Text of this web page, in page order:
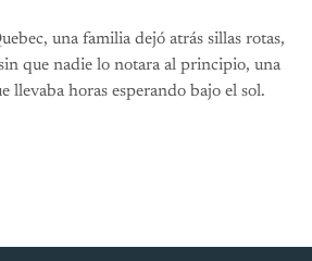
una familia dejó atrás sillas rotas,
que nadie lo notara al principio, una
llevaba horas esperando bajo el sol.